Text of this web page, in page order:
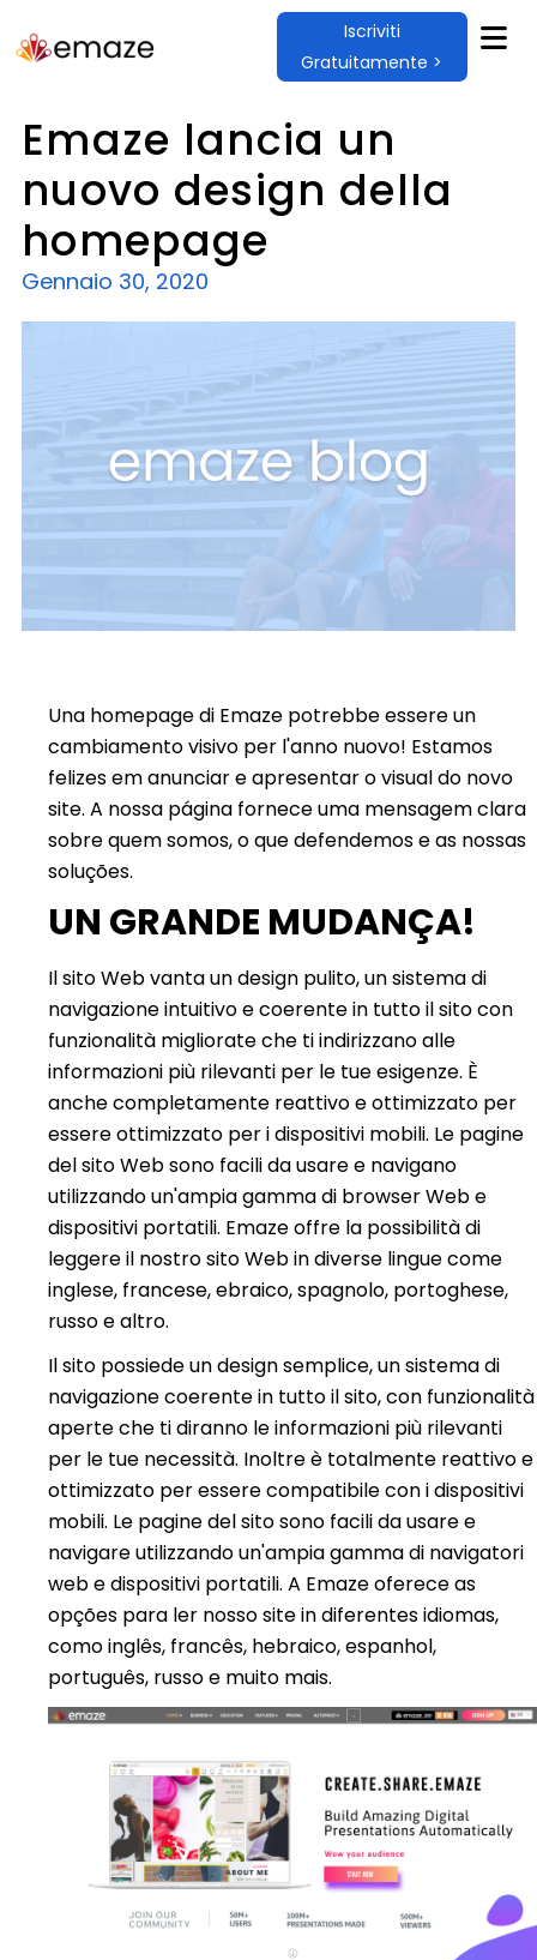
Iscriviti
Gratuitamente >
Emaze lancia un
nuovo design della
homepage
Gennaio 30, 2020
Una homepage di Emaze potrebbe essere un
cambiamento visivo per l'anno nuovo! Estamos
felizes em anunciar e apresentar o visual do novo
site. A nossa página fornece uma mensagem clara
sobre quem somos, o que defendemos e as nossas
soluções.
UN GRANDE MUDANÇA!
Il sito Web vanta un design pulito, un sistema di
navigazione intuitivo e coerente in tutto il sito con
funzionalità migliorate che ti indirizzano alle
informazioni più rilevanti per le tue esigenze. È
anche completamente reattivo e ottimizzato per
essere ottimizzato per i dispositivi mobili. Le pagine
del sito Web sono facili da usare e navigano
utilizzando un'ampia gamma di browser Web e
dispositivi portatili. Emaze offre la possibilità di
leggere il nostro sito Web in diverse lingue come
inglese, francese, ebraico, spagnolo, portoghese,
russo e altro.
Il sito possiede un design semplice, un sistema di
navigazione coerente in tutto il sito, con funzionalità
aperte che ti diranno le informazioni più rilevanti
per le tue necessità. Inoltre è totalmente reattivo e
ottimizzato per essere compatibile con i dispositivi
mobili. Le pagine del sito sono facili da usare e
navigare utilizzando un'ampia gamma di navigatori
web e dispositivi portatili. A Emaze oferece as
opções para ler nosso site in diferentes idiomas,
como inglês, francês, hebraico, espanhol,
português, russo e muito mais.